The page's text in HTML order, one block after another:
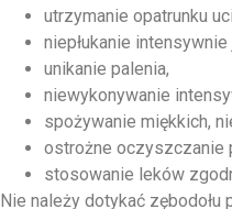
utrzymanie opatrunku
niepłukanie
unikanie palenia,
niewykonywanie
spożywanie miękkich,
ostrożne oczyszczanie
stosowanie leków
Nie należy dotykać zębodołu